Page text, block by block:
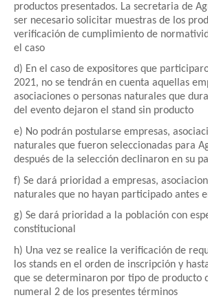
productos presentados. La secretaria de
ser necesario solicitar muestras de los
verificación de cumplimiento de
el caso
d) En el caso de expositores que
2021, no se tendrán en cuenta aquellas
asociaciones o personas naturales que
del evento dejaron el stand sin producto
e) No podrán postularse empresas,
naturales que fueron seleccionadas para
después de la selección declinaron en su
f) Se dará prioridad a empresas,
naturales que no hayan participado antes
g) Se dará prioridad a la población con
constitucional
h) Una vez se realice la verificación de
los stands en el orden de inscripción y
que se determinaron por tipo de producto
numeral 2 de los presentes términos